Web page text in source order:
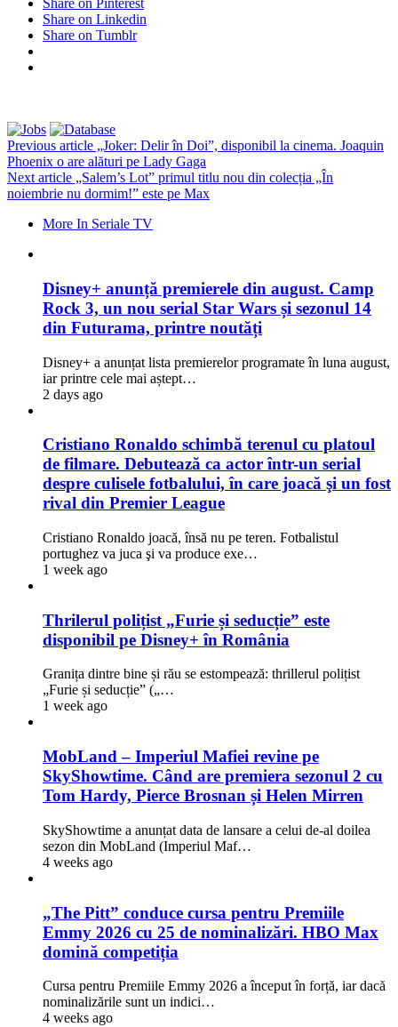
Share on Pinterest
Share on Linkedin
Share on Tumblr
Previous article „Joker: Delir în Doi”, disponibil la cinema. Joaquin
Phoenix o are alături pe Lady Gaga
Next article „Salem’s Lot” primul titlu nou din colecția „În
noiembrie nu dormim!” este pe Max
More In Seriale TV
Disney+ anunță premierele din august. Camp
Rock 3, un nou serial Star Wars și sezonul 14
din Futurama, printre noutăți
Disney+ a anunțat lista premierelor programate în luna august,
iar printre cele mai aștept…
2 days ago
Cristiano Ronaldo schimbă terenul cu platoul
de filmare. Debutează ca actor într-un serial
despre culisele fotbalului, în care joacă şi un fost
rival din Premier League
Cristiano Ronaldo joacă, însă nu pe teren. Fotbalistul
portughez va juca şi va produce exe…
1 week ago
Thrilerul polițist „Furie și seducție” este
disponibil pe Disney+ în România
Granița dintre bine și rău se estompează: thrillerul polițist
„Furie și seducție” („…
1 week ago
MobLand – Imperiul Mafiei revine pe
SkyShowtime. Când are premiera sezonul 2 cu
Tom Hardy, Pierce Brosnan și Helen Mirren
SkyShowtime a anunțat data de lansare a celui de-al doilea
sezon din MobLand (Imperiul Maf…
4 weeks ago
„The Pitt” conduce cursa pentru Premiile
Emmy 2026 cu 25 de nominalizări. HBO Max
domină competiția
Cursa pentru Premiile Emmy 2026 a început în forță, iar dacă
nominalizările sunt un indici…
4 weeks ago